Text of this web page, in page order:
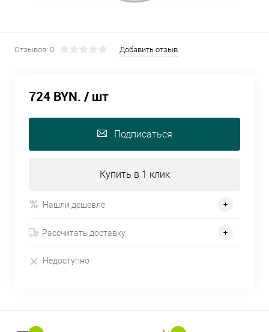
Отзывов: 0 Добавить отзыв
724 BYN. / шт
Подписаться
Купить в 1 клик
Нашли дешевле
Рассчитать доставку
Недоступно